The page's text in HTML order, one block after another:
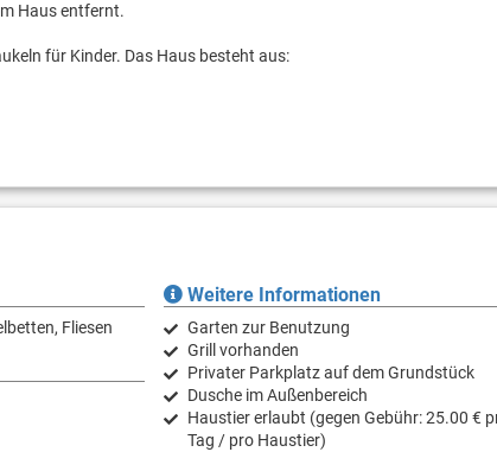
Haus entfernt.
für Kinder. Das Haus besteht aus:
Fliesen
Weitere Informationen
Garten zur Benutzung
Grill vorhanden
Privater Parkplatz auf dem Grundstück
Dusche im Außenbereich
Haustier erlaubt (gegen Gebühr: 25.00 €
Tag / pro Haustier)